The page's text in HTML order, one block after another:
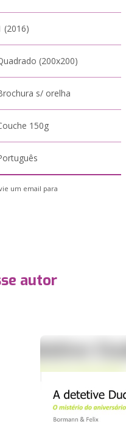
(2016)
(200x200)
s/ orelha
150g
um email para
autor